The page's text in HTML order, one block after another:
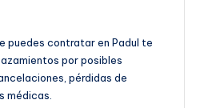
puedes contratar en Padul te
por posibles
pérdidas de
médicas.